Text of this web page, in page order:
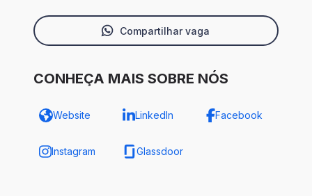
Compartilhar vaga
CONHEÇA MAIS SOBRE NÓS
Website LinkedIn Facebook
Instagram Glassdoor